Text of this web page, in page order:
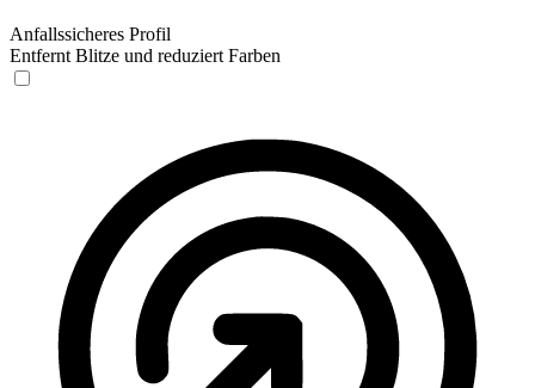
Anfallssicheres Profil
Entfernt Blitze und reduziert Farben